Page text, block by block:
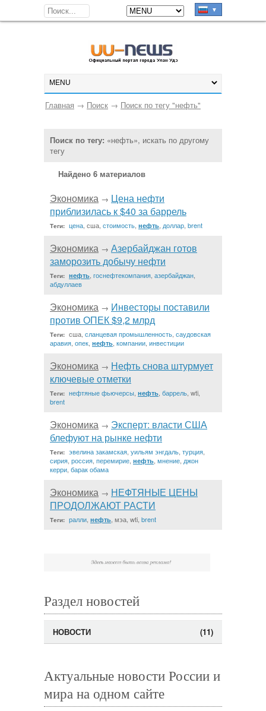
▼
Главная → Поиск → Поиск по тегу "нефть"
Поиск по тегу: «нефть», искать по другому
тегу
Найдено 6 материалов
Экономика → Цена нефти
приблизилась к $40 за баррель
Теги: цена , сша, стоимость нефть доллар brent
Экономика → Азербайджан готов
заморозить добычу нефти
Теги: нефть госнефтекомпания азербайджан
абдуллаев
Экономика → Инвесторы поставили
против ОПЕК $9,2 млрд
Теги: сша, сланцевая промышленность саудовская
аравия опек нефть компании инвестиции
Экономика → Нефть снова штурмует
ключевые отметки
Теги: нефтяные фьючерсы нефть баррель , wti,
brent
Экономика → Эксперт: власти США
блефуют на рынке нефти
Теги: эвелина закамская уильям энгдаль турция
сирия россия перемирие нефть мнение джон
керри барак обама
Экономика → НЕФТЯНЫЕ ЦЕНЫ
ПРОДОЛЖАЮТ РАСТИ
Теги: ралли нефть , мэа, wti, brent
Раздел новостей
НОВОСТИ (11)
Актуальные новости России и
мира на одном сайте